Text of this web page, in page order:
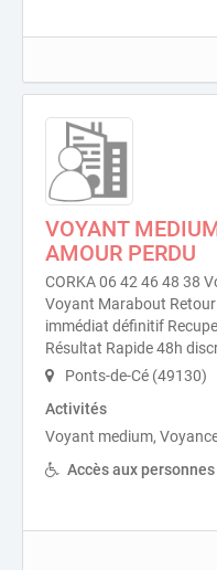
VOYANT
AMOUR PERDU
CORKA 06 42 46 48 38
Voyant Marabout
immédiat définitif
Résultat Rapide 48h
Ponts-de-Cé (49130)
Activités
Voyant medium,
Accès aux